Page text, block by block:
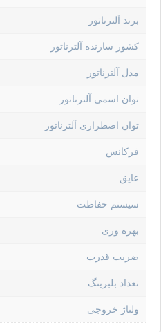
برند آلترناتور
کشور سازنده آلترناتور
مدل آلترناتور
توان اسمی آلترناتور
توان اضطراری آلترناتور
فرکانس
عایق
سیستم حفاظت
بهره وری
ضریب قدرت
تعداد بلبرینگ
ولتاژ خروجی